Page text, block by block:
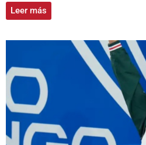
Leer más